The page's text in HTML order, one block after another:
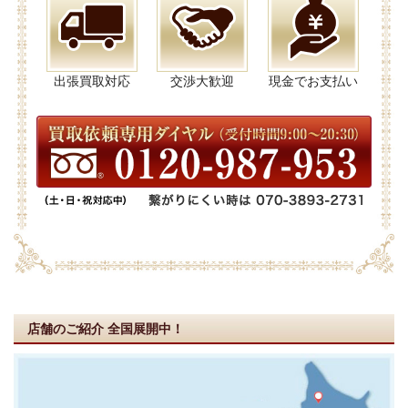
出張買取対応 交渉大歓迎 現金でお支払い
店舗のご紹介 全国展開中！